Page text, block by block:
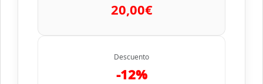
20,00€
Descuento
-12%